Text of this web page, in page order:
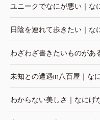
ユニークでなにが悪い｜な
日陰を連れて歩きたい｜な
わざわざ書きたいものがあ
未知との遭遇in八百屋｜な
わからない美しさ｜なにげ